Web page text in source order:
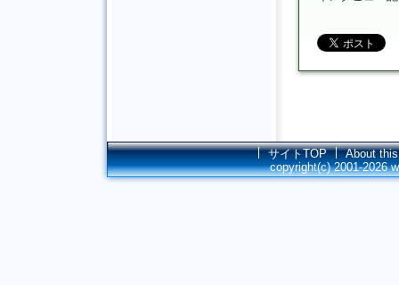
サイトTOP
About
copyright(c) 2001-2026